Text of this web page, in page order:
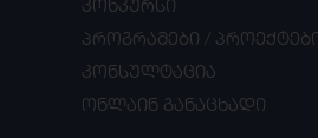
კონკურსი
პროგრამები /
კონსულტაცია
ონლაინ განაცხადი